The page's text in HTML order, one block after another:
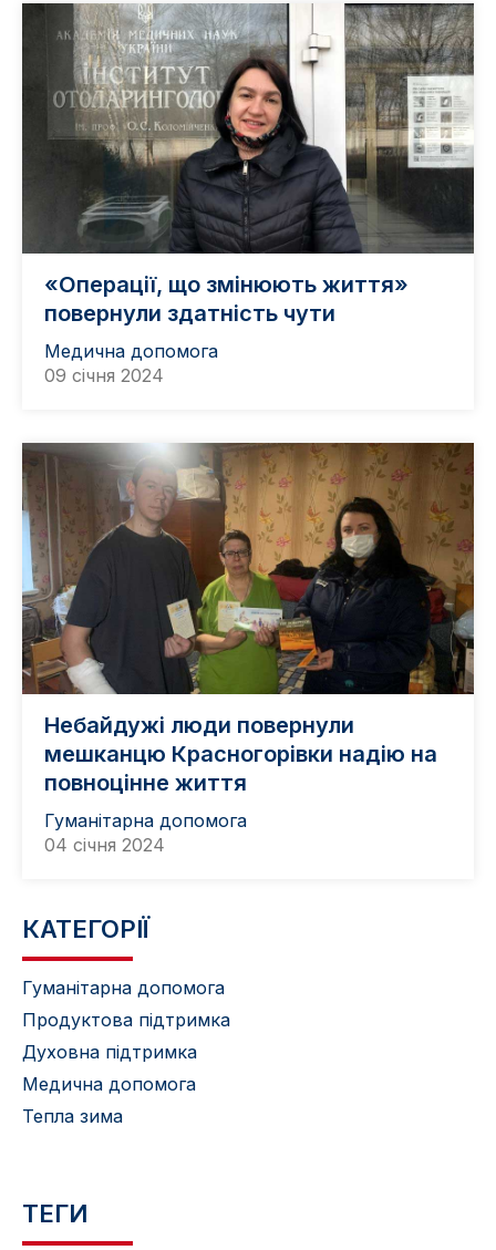
«Операції, що змінюють життя»
повернули здатність чути
Медична допомога
09 січня 2024
Небайдужі люди повернули
мешканцю Красногорівки надію на
повноцінне життя
Гуманітарна допомога
04 січня 2024
КАТЕГОРІЇ
Гуманітарна допомога
Продуктова підтримка
Духовна підтримка
Медична допомога
Тепла зима
ТЕГИ